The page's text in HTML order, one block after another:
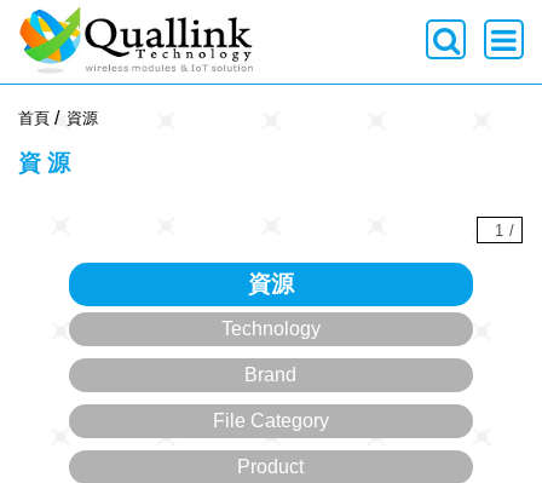
首頁 資源
資源
1 /
資源
Technology
Brand
File Category
Product